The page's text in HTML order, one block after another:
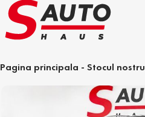
Pagina principala - Stocul nostru